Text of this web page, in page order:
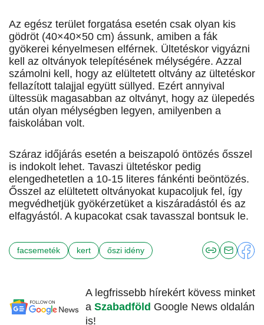
Az egész terület forgatása esetén csak olyan kis
gödröt (40×40×50 cm) ássunk, amiben a fák
gyökerei kényelmesen elférnek. Ültetéskor vigyázni
kell az oltványok telepítésének mélységére. Azzal
számolni kell, hogy az elültetett oltvány az ültetéskor
fellazított talajjal együtt süllyed. Ezért annyival
ültessük magasabban az oltványt, hogy az ülepedés
után olyan mélységben legyen, amilyenben a
faiskolában volt.
Száraz időjárás esetén a beiszapoló öntözés ősszel
is indokolt lehet. Tavaszi ültetéskor pedig
elengedhetetlen a 10-15 literes fánkénti beöntözés.
Ősszel az elültetett oltványokat kupacoljuk fel, így
megvédhetjük gyökérzetüket a kiszáradástól és az
elfagyástól. A kupacokat csak tavasszal bontsuk le.
facsemeték kert őszi idény
A legfrissebb hírekért kövess minket
a Szabadföld Google News oldalán
is!